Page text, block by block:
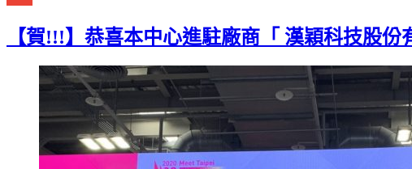
【賀!!!】恭喜本中心進駐廠商「 漢穎科技股